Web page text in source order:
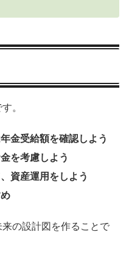
。
金受給額を確認しよう
を考慮しよう
資産運用をしよう
の設計図を作ることで